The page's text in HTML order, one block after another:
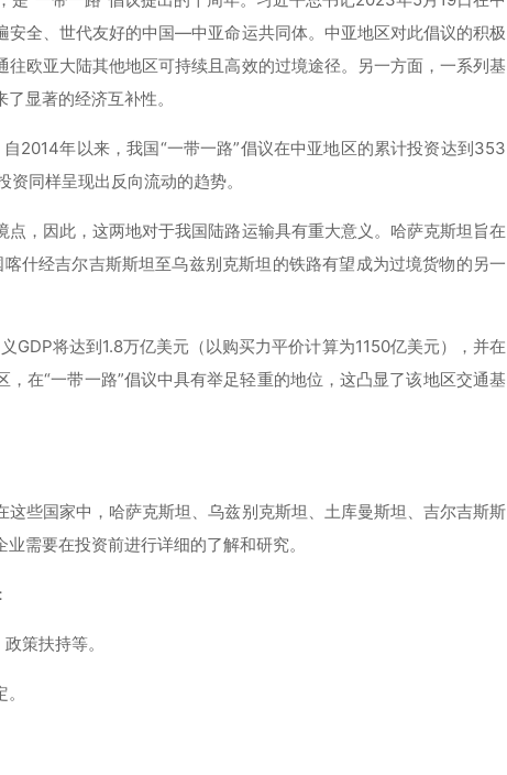
全、世代友好的中国—中亚命运共同体。中亚地区对此倡议的积极
欧亚大陆其他地区可持续且高效的过境途径。另一方面，一系列基
显著的经济互补性。
2014年以来，我国“一带一路”倡议在中亚地区的累计投资达到353
同样呈现出反向流动的趋势。
，因此，这两地对于我国陆路运输具有重大意义。哈萨克斯坦旨在
什经吉尔吉斯斯坦至乌兹别克斯坦的铁路有望成为过境货物的另一
将达到1.8万亿美元（以购买力平价计算为1150亿美元），并在
在“一带一路”倡议中具有举足轻重的地位，这凸显了该地区交通基
些国家中，哈萨克斯坦、乌兹别克斯坦、土库曼斯坦、吉尔吉斯斯
需要在投资前进行详细的了解和研究。
策扶持等。